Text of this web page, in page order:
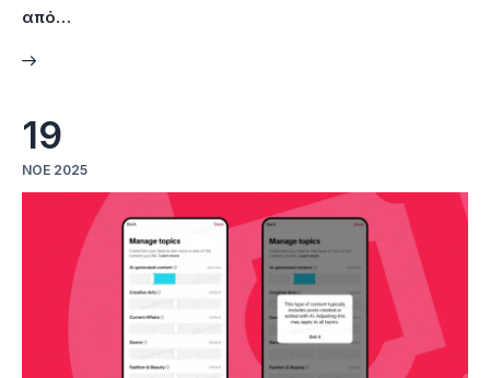
από…
19
ΝΟΈ 2025